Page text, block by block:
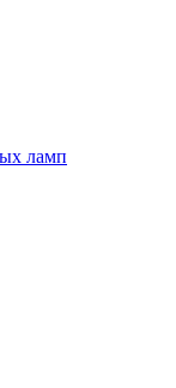
ламп